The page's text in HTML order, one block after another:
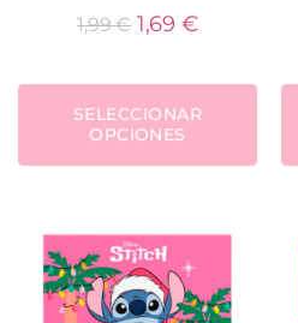
1,99€ 1,69 €
SELECCIONAR
OPCIONES